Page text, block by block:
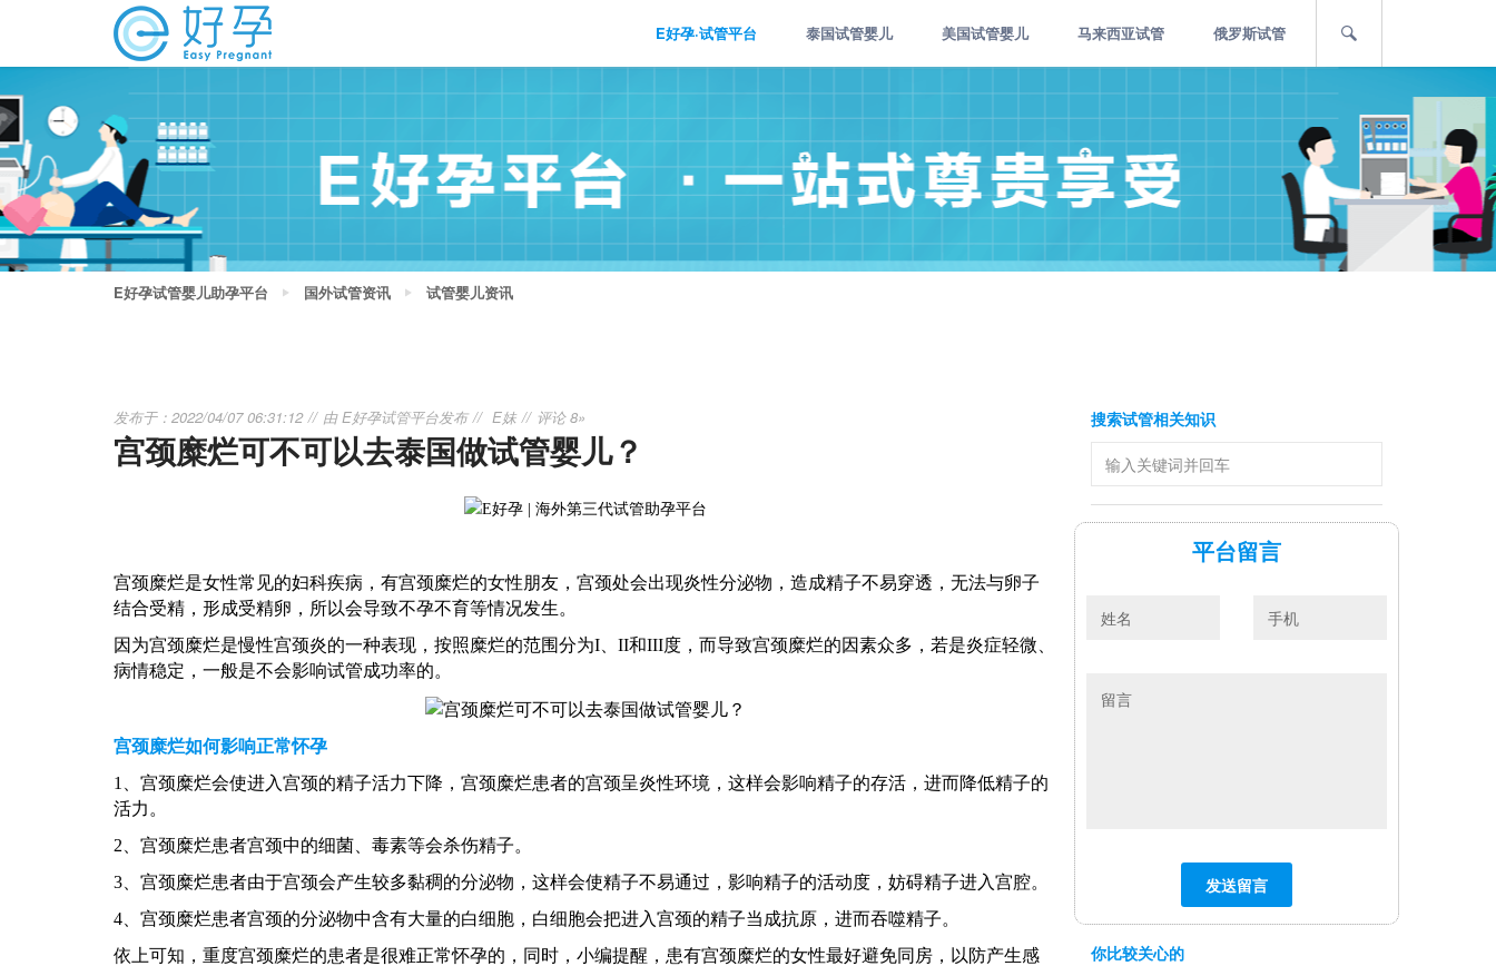
E好孕·试管平台 泰国试管婴儿 美国试管婴儿 马来西亚试管 俄罗斯试管
E好孕试管婴儿助孕平台 国外试管资讯 试管婴儿资讯
发布于：2022/04/07 06:31:12 由E好孕试管平台发布 E妹 评论 8»
宫颈糜烂可不可以去泰国做试管婴儿？
宫颈糜烂是女性常见的妇科疾病，有宫颈糜烂的女性朋友，宫颈处会出现炎性分泌物，造成精子不易穿透，无法与卵子
结合受精，形成受精卵，所以会导致不孕不育等情况发生。
因为宫颈糜烂是慢性宫颈炎的一种表现，按照糜烂的范围分为I、II和III度，而导致宫颈糜烂的因素众多，若是炎症轻微、
病情稳定，一般是不会影响试管成功率的。
宫颈糜烂如何影响正常怀孕
1、宫颈糜烂会使进入宫颈的精子活力下降，宫颈糜烂患者的宫颈呈炎性环境，这样会影响精子的存活，进而降低精子的
活力。
2、宫颈糜烂患者宫颈中的细菌、毒素等会杀伤精子。
3、宫颈糜烂患者由于宫颈会产生较多黏稠的分泌物，这样会使精子不易通过，影响精子的活动度，妨碍精子进入宫腔。
4、宫颈糜烂患者宫颈的分泌物中含有大量的白细胞，白细胞会把进入宫颈的精子当成抗原，进而吞噬精子。
依上可知，重度宫颈糜烂的患者是很难正常怀孕的，同时，小编提醒，患有宫颈糜烂的女性最好避免同房，以防产生感
搜索试管相关知识
平台留言
你比较关心的